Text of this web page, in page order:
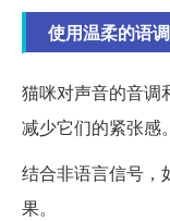
使用温柔的语调
猫咪对声音的音调
减少它们的紧张感。
结合非语言信号，
果。